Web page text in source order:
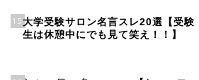
15 大学受験サロン名言スレ20選【受験
生は休憩中にでも見て笑え！！】